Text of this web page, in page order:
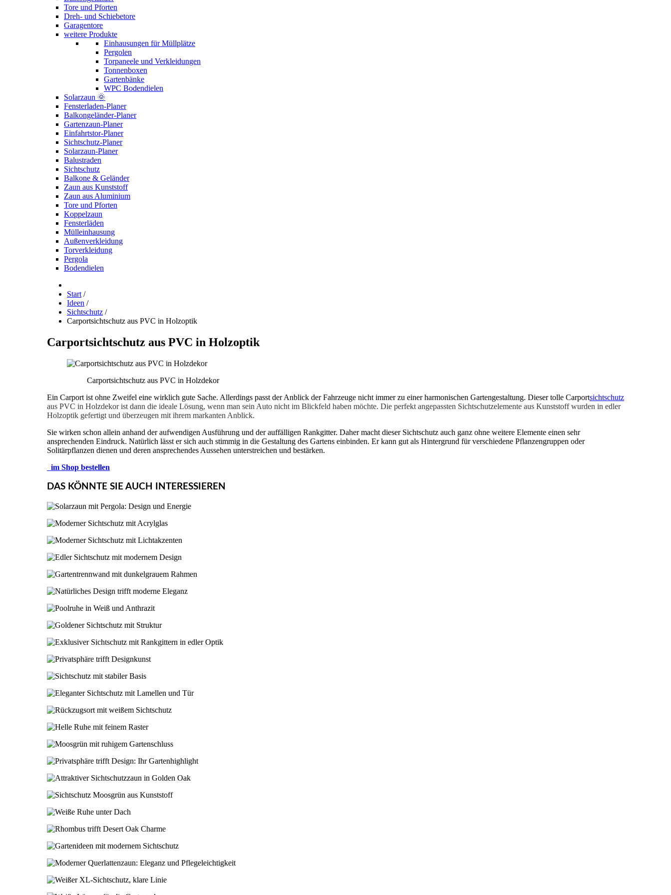
Tore und Pforten
Dreh- und Schiebetore
Garagentore
weitere Produkte
Einhausungen für Müllplätze
Pergolen
Torpaneele und Verkleidungen
Tonnenboxen
Gartenbänke
WPC Bodendielen
Solarzaun 🌞
Fensterladen-Planer
Balkongeländer-Planer
Gartenzaun-Planer
Einfahrtstor-Planer
Sichtschutz-Planer
Solarzaun-Planer
Balustraden
Sichtschutz
Balkone & Geländer
Zaun aus Kunststoff
Zaun aus Aluminium
Tore und Pforten
Koppelzaun
Fensterläden
Mülleinhausung
Außenverkleidung
Torverkleidung
Pergola
Bodendielen
Start /
Ideen /
Sichtschutz /
Carportsichtschutz aus PVC in Holzoptik
Carportsichtschutz aus PVC in Holzoptik
Carportsichtschutz aus PVC in Holzdekor
Ein Carport ist ohne Zweifel eine wirklich gute Sache. Allerdings passt der Anblick der Fahrzeuge nicht immer zu einer harmonischen Gartengestaltung. Dieser tolle Carportsichtschutz
aus PVC in Holzdekor ist dann die ideale Lösung, wenn man sein Auto nicht im Blickfeld haben möchte. Die perfekt angepassten Sichtschutzelemente aus Kunststoff wurden in edler
Holzoptik gefertigt und überzeugen mit ihrem markanten Anblick.
Sie wirken schon allein anhand der aufwendigen Ausführung und der auffälligen Rankgitter. Daher macht dieser Sichtschutz auch ganz ohne weitere Elemente einen sehr
ansprechenden Eindruck. Natürlich lässt er sich auch stimmig in die Gestaltung des Gartens einbinden. Er kann gut als Hintergrund für verschiedene Pflanzengruppen oder
Solitärpflanzen dienen und deren ansprechendes Aussehen unterstreichen und bestärken.
im Shop bestellen
DAS KÖNNTE SIE AUCH INTERESSIEREN